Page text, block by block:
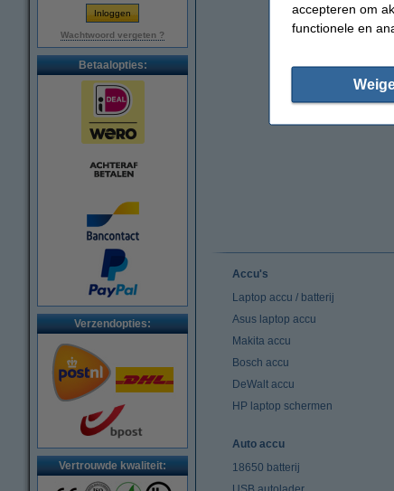
Wachtwoord vergeten ?
Betaalopties:
Verzendopties:
Vertrouwde kwaliteit:
Accu's
Laptop accu / batterij
Asus laptop accu
Makita accu
Bosch accu
DeWalt accu
HP laptop schermen
Auto accu
18650 batterij
accepteren om
functionele en